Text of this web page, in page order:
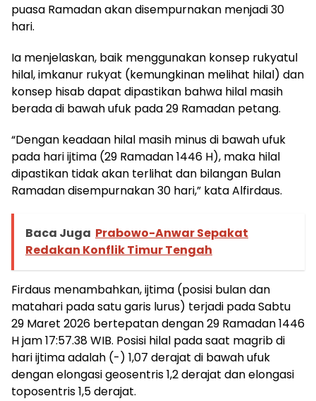
puasa Ramadan akan disempurnakan menjadi 30
hari.
Ia menjelaskan, baik menggunakan konsep rukyatul
hilal, imkanur rukyat (kemungkinan melihat hilal) dan
konsep hisab dapat dipastikan bahwa hilal masih
berada di bawah ufuk pada 29 Ramadan petang.
“Dengan keadaan hilal masih minus di bawah ufuk
pada hari ijtima (29 Ramadan 1446 H), maka hilal
dipastikan tidak akan terlihat dan bilangan Bulan
Ramadan disempurnakan 30 hari,” kata Alfirdaus.
Baca Juga Prabowo-Anwar Sepakat
Redakan Konflik Timur Tengah
Firdaus menambahkan, ijtima (posisi bulan dan
matahari pada satu garis lurus) terjadi pada Sabtu
29 Maret 2026 bertepatan dengan 29 Ramadan 1446
H jam 17:57.38 WIB. Posisi hilal pada saat magrib di
hari ijtima adalah (-) 1,07 derajat di bawah ufuk
dengan elongasi geosentris 1,2 derajat dan elongasi
toposentris 1,5 derajat.